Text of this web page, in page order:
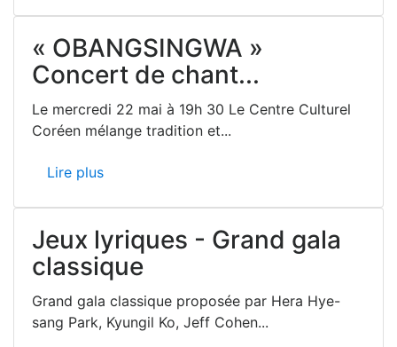
« OBANGSINGWA »
Concert de chant...
Le mercredi 22 mai à 19h 30 Le Centre Culturel
Coréen mélange tradition et...
Lire plus
Jeux lyriques - Grand gala
classique
Grand gala classique proposée par Hera Hye-
sang Park, Kyungil Ko, Jeff Cohen...